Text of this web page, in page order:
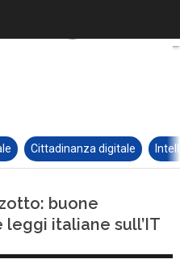
Cittadinanza digitale
buone
italiane sull’IT